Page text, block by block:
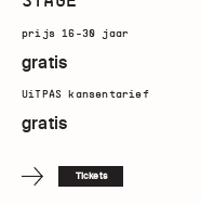
prijs 16-30 jaar
gratis
UiTPAS kansentarief
gratis
Tickets